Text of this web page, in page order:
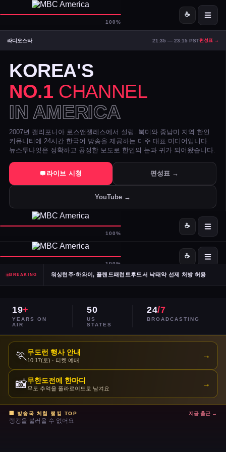
100%
☕
KOREA'S
NO.1 CHANNEL
IN AMERICA
2007년 캘리포니아 로스앤젤레스에서 설립. 북미와 중남미 지역 한인
커뮤니티에 24시간 한국어 방송을 제공하는 미주 대표 미디어입니다.
뉴스투나잇은 정확하고 공정한 보도로 한인의 눈과 귀가 되어왔습니다.
라이브 시청 편성표 →
YouTube →
MBC America
ON AIR — LIVE 04:36
라디오스타 21:35 — 23:15 PST편성표 →
BREAKING
트럼프 DOJ 반무기화 기금 — 1·6 폭동 피고인들 감옥에서 배상금으
美 시카고·신시내티 등 10개 도시 시장, 유럽과 민주주의 수호 협약
전직 검사 연방 기소 — 잭 스미스 보고서 개인 이메일로 유출 혐의
SpaceX·OpenAI, IPO 계획 공식 확인… 시장 기대감 고조
Meta, 전체 인력 10% 감원 후 수천 명을 AI 사업부로 재배치
워싱턴주·하와이, 플랜드패런트후드서 낙태약 선제 처방 허용
이란, 호르무즈 해협 '통제 해양 구역' 선언… 긴장 고조
민주당 전국위, 2024년 선거 검토 보고서 '불완전·검증 불가' 판정
주거비 계속 상승 — 임차인·주택 구매자 모두 부담 가중
이스라엘, 레바논 휴전 연장 합의 후에도 공격 지속
19+
YEARS ON
AIR
50
US
STATES
24/7
BROADCASTING
🏃 무도런 행사 안내
10.17(토) · 티켓 예매
→
📸무한도전에 한마디
무도 추억을 폴라로이드로 남겨요
→
🏢 방송국 체험 랭킹 TOP 지금 출근 →
랭킹을 불러올 수 없어요